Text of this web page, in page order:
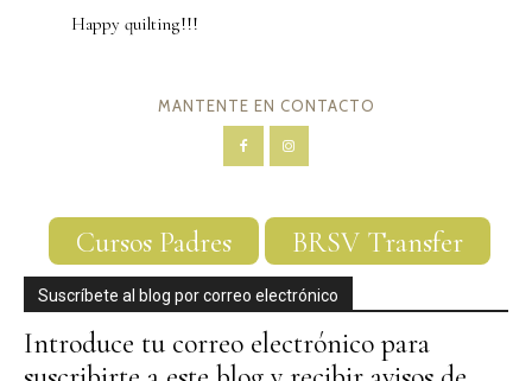
Happy quilting!!!
MANTENTE EN CONTACTO
Cursos Padres BRSV Transfer
Suscríbete al blog por correo electrónico
Introduce tu correo electrónico para